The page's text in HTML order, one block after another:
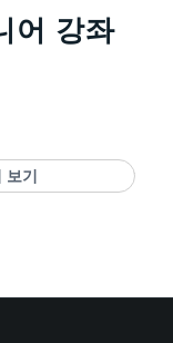
어 강좌
보기